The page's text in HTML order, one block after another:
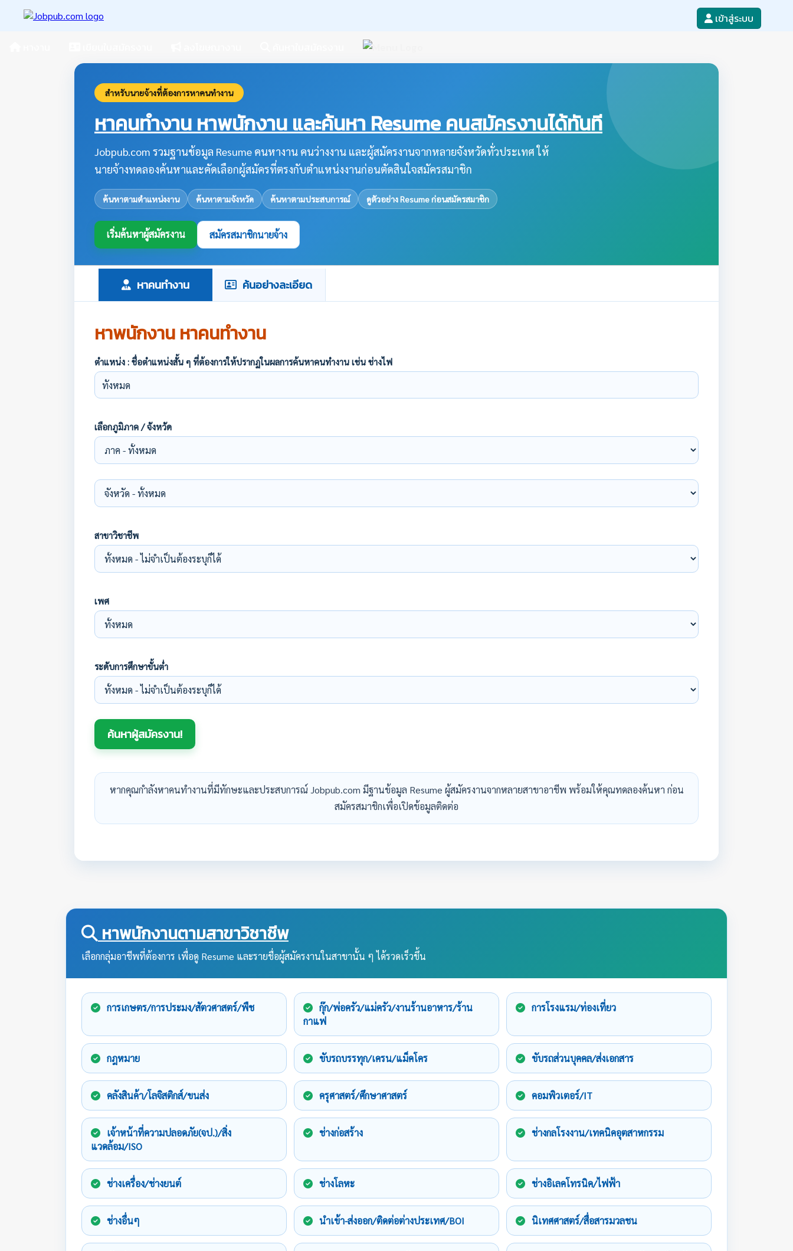
เข้าสู่ระบบ
สำหรับนายจ้างที่ต้องการหาคนทำงาน
หาคนทำงาน หาพนักงาน และค้นหา Resume คนสมัครงานได้ทันที
Jobpub.com รวมฐานข้อมูล Resume คนหางาน คนว่างงาน และผู้สมัครงานจากหลายจังหวัดทั่วประเทศ ให้
นายจ้างทดลองค้นหาและคัดเลือกผู้สมัครที่ตรงกับตำแหน่งงานก่อนตัดสินใจสมัครสมาชิก
ค้นหาตามตำแหน่งงาน ค้นหาตามจังหวัด ค้นหาตามประสบการณ์ ดูตัวอย่าง Resume ก่อนสมัครสมาชิก
เริ่มค้นหาผู้สมัครงาน สมัครสมาชิกนายจ้าง
หาคนทำงาน ค้นอย่างละเอียด
หาพนักงาน หาคนทำงาน
ตำแหน่ง : ชื่อตำแหน่งสั้น ๆ ที่ต้องการให้ปรากฏในผลการค้นหาคนทำงาน เช่น ช่างไฟ
เลือกภูมิภาค / จังหวัด
สาขาวิชาชีพ
เพศ
ระดับการศึกษาขั้นต่ำ
หากคุณกำลังหาคนทำงานที่มีทักษะและประสบการณ์ Jobpub.com มีฐานข้อมูล Resume ผู้สมัครงานจากหลายสาขาอาชีพ พร้อมให้คุณทดลองค้นหา ก่อน
สมัครสมาชิกเพื่อเปิดข้อมูลติดต่อ
หาพนักงานตามสาขาวิชาชีพ
เลือกกลุ่มอาชีพที่ต้องการ เพื่อดู Resume และรายชื่อผู้สมัครงานในสาขานั้น ๆ ได้รวดเร็วขึ้น
การเกษตร/การประมง/สัตวศาสตร์/พืช
กุ๊ก/พ่อครัว/แม่ครัว/งานร้านอาหาร/ร้าน
กาแฟ
การโรงแรม/ท่องเที่ยว
กฎหมาย ขับรถบรรทุก/เครน/แม็คโคร ขับรถส่วนบุคคล/ส่งเอกสาร
คลังสินค้า/โลจิสติกส์/ขนส่ง ครุศาสตร์/ศึกษาศาสตร์ คอมพิวเตอร์/IT
เจ้าหน้าที่ความปลอดภัย(จป.)/สิ่ง
แวดล้อม/ISO
ช่างก่อสร้าง ช่างกลโรงงาน/เทคนิคอุตสาหกรรม
ช่างเครื่อง/ช่างยนต์ ช่างโลหะ ช่างอิเลคโทรนิค/ไฟฟ้า
ช่างอื่นๆ นำเข้า-ส่งออก/ติดต่อต่างประเทศ/BOI นิเทศศาสตร์/สื่อสารมวลชน